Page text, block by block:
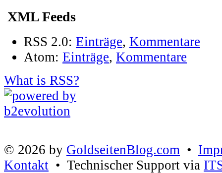
XML Feeds
RSS 2.0: Einträge, Kommentare
Atom: Einträge, Kommentare
What is RSS?
© 2026 by GoldseitenBlog.com •
Kontakt • Technischer Support via